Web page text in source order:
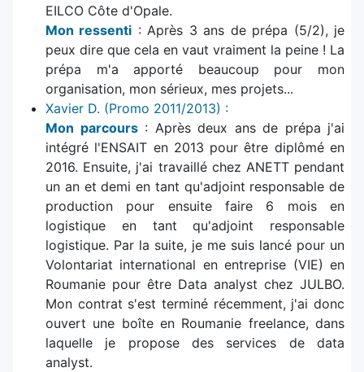
EILCO Côte d'Opale.
Mon ressenti : Après 3 ans de prépa (5/2), je
peux dire que cela en vaut vraiment la peine ! La
prépa m'a apporté beaucoup pour mon
organisation, mon sérieux, mes projets...
Xavier D. (Promo 2011/2013) :
Mon parcours: Après deux ans de prépa j'ai
intégré l'ENSAIT en 2013 pour être diplômé en
2016. Ensuite, j'ai travaillé chez ANETT pendant
un an et demi en tant qu'adjoint responsable de
production pour ensuite faire 6 mois en
logistique en tant qu'adjoint responsable
logistique. Par la suite, je me suis lancé pour un
Volontariat international en entreprise (VIE) en
Roumanie pour être Data analyst chez JULBO.
Mon contrat s'est terminé récemment, j'ai donc
ouvert une boîte en Roumanie freelance, dans
laquelle je propose des services de data
analyst.